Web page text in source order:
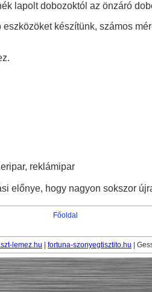
lapolt dobozoktól az önzáró
készítünk, számos
reklámipar
előnye, hogy nagyon sokszor
Főoldal
lemez.hu fortuna-szonyegtisztito.hu |